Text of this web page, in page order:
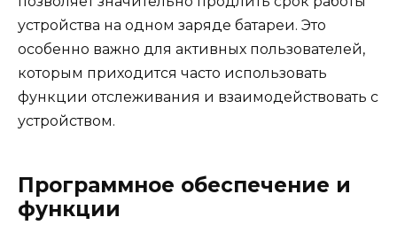
устройства на одном заряде батареи. Это
особенно важно для активных пользователей,
которым приходится часто использовать
функции отслеживания и взаимодействовать с
устройством.
Программное обеспечение и
функции